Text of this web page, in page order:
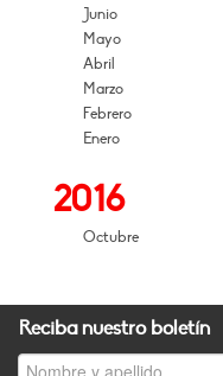
Junio
Mayo
Abril
Marzo
Febrero
Enero
2016
Octubre
Reciba nuestro boletín